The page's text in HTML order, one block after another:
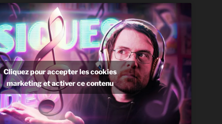
Cliquez pour accepter les cookies
marketing et activer ce contenu